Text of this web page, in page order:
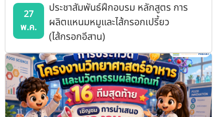
27
พ.ค.
ประชาสัมพันธ์ฝึกอบรม หลักสูตร การ
ผลิตแหนมหมูและไส้กรอกเปรี้ยว
(ไส้กรอกอีสาน)